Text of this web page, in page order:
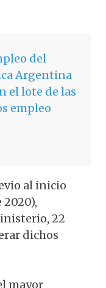
del
Argentina
el lote de las
empleo
al inicio
2020),
22
dichos
mayor